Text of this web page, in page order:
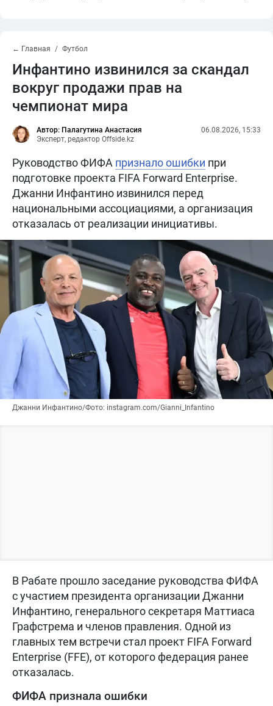
← Главная Футбол
Инфантино извинился за скандал
вокруг продажи прав на
чемпионат мира
Автор: Палагутина Анастасия
Эксперт, редактор Offside.kz
06.08.2026, 15:33
Руководство ФИФА признало ошибки при
подготовке проекта FIFA Forward Enterprise.
Джанни Инфантино извинился перед
национальными ассоциациями, а организация
отказалась от реализации инициативы.
Джанни Инфантино/Фото: instagram.com/Gianni_Infantino
В Рабате прошло заседание руководства ФИФА
с участием президента организации Джанни
Инфантино, генерального секретаря Маттиаса
Графстрема и членов правления. Одной из
главных тем встречи стал проект FIFA Forward
Enterprise (FFE), от которого федерация ранее
отказалась.
ФИФА признала ошибки